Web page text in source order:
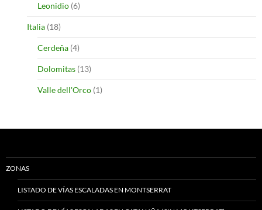
Leonidio (6)
Italia (18)
Cerdeña (4)
Dolomitas (13)
Valle dell'Orco (1)
ZONAS
LISTADO DE VÍAS ESCALADAS EN MONTSERRAT